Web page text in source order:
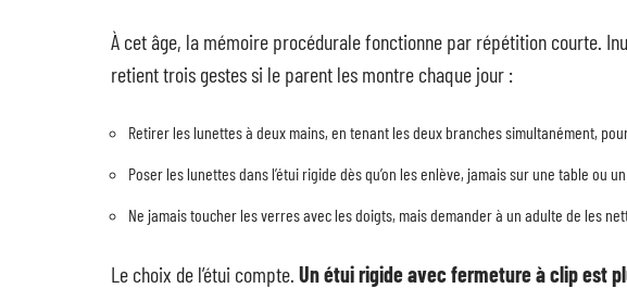
À cet âge, la mémoire procédurale fonctionne par répétition courte.
retient trois gestes si le parent les montre chaque jour :
Retirer les lunettes à deux mains, en tenant les deux branches simultanément,
Poser les lunettes dans l’étui rigide dès qu’on les enlève, jamais sur une table ou un
Ne jamais toucher les verres avec les doigts, mais demander à un adulte de les
Le choix de l’étui compte. Un étui rigide avec fermeture à clip est